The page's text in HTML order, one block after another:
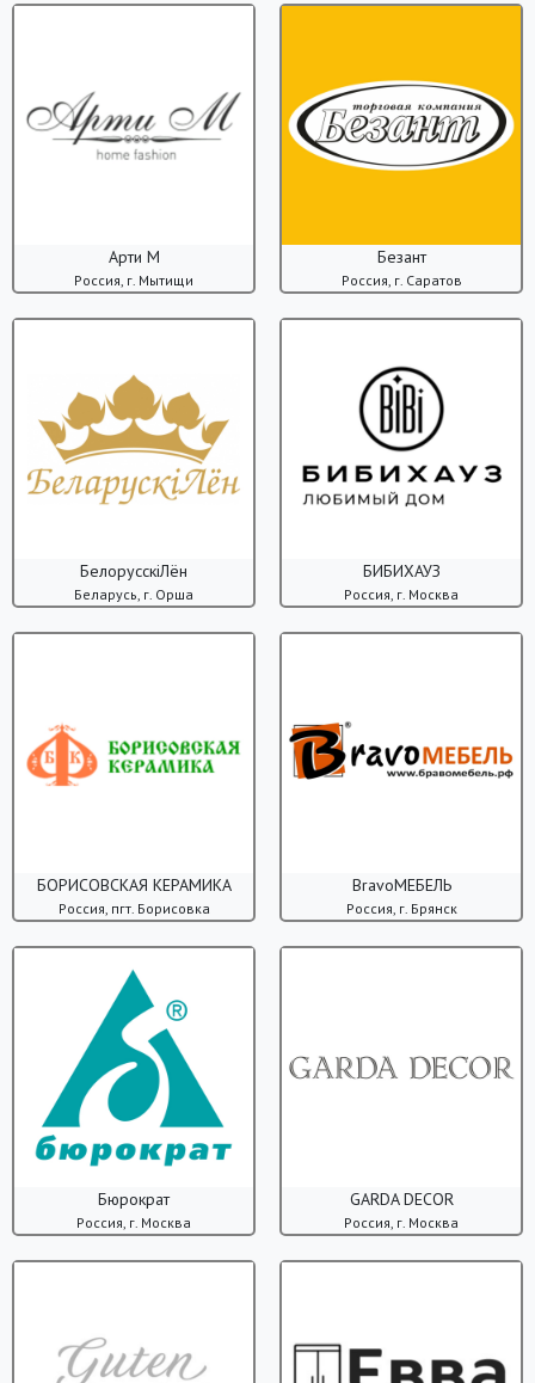
Арти М
Россия, г. Мытищи
Безант
Россия, г. Саратов
БелорусскiЛён
Беларусь, г. Орша
БИБИХАУЗ
Россия, г. Москва
БОРИСОВСКАЯ КЕРАМИКА
Россия, пгт. Борисовка
BrаvoМЕБЕЛЬ
Россия, г. Брянск
Бюрократ
Россия, г. Москва
GARDA DECOR
Россия, г. Москва